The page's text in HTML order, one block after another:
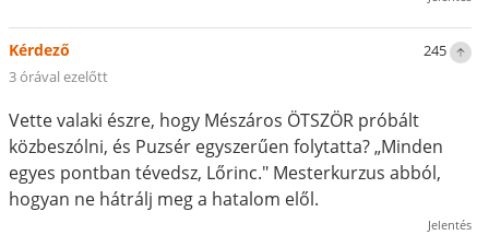
245
Kérdező
3 órával ezelőtt
Vette valaki észre, hogy Mészáros ÖTSZÖR próbált
közbeszólni, és Puzsér egyszerűen folytatta? „Minden
egyes pontban tévedsz, Lőrinc." Mesterkurzus abból,
hogyan ne hátrálj meg a hatalom elől.
Jelentés